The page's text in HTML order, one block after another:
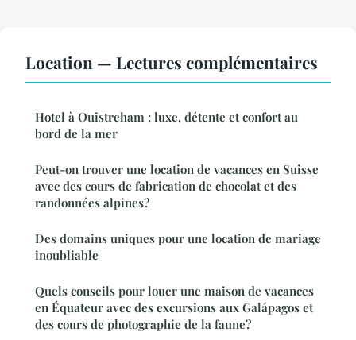
Location — Lectures complémentaires
Hotel à Ouistreham : luxe, détente et confort au
bord de la mer
Peut-on trouver une location de vacances en Suisse
avec des cours de fabrication de chocolat et des
randonnées alpines?
Des domains uniques pour une location de mariage
inoubliable
Quels conseils pour louer une maison de vacances
en Équateur avec des excursions aux Galápagos et
des cours de photographie de la faune?